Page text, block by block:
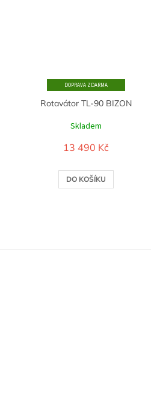
ZDARMA
Rotavátor TL-90 BIZON
Skladem
13 490 Kč
DO KOŠÍKU